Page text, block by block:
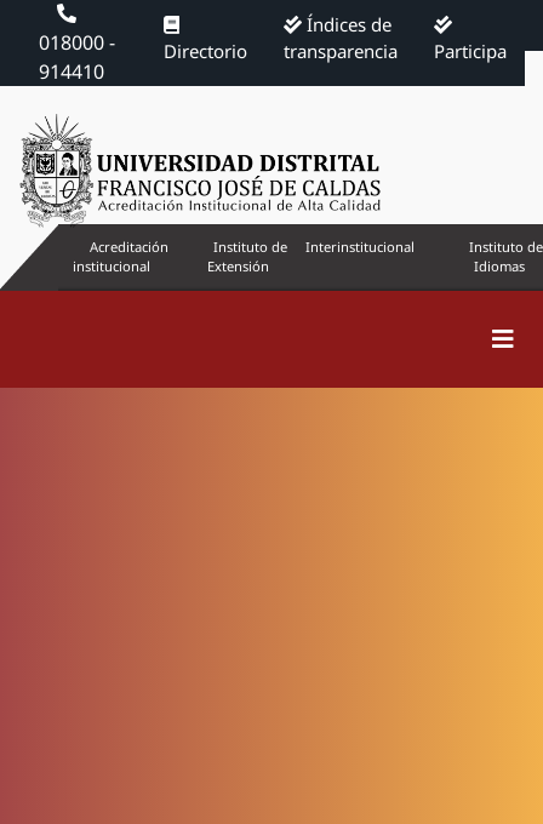
018000 -
914410
Directorio
Índices de
transparencia
Participa
Acreditación
institucional
Instituto de
Extensión
Interinstitucional
Instituto de
Idiomas